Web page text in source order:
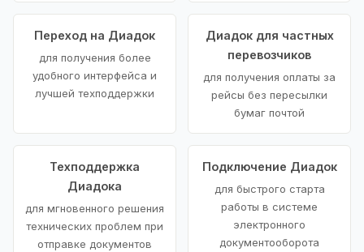
Переход на Диадок
для получения более
удобного интерфейса и
лучшей техподдержки
Диадок для частных
перевозчиков
для получения оплаты за
рейсы без пересылки
бумаг почтой
Техподдержка
Диадока
для мгновенного решения
технических проблем при
отправке документов
Подключение Диадок
для быстрого старта
работы в системе
электронного
документооборота